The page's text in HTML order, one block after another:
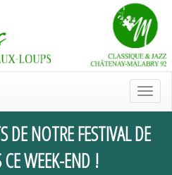
de
DENOTREFESTIVALDE
CEWEEK-END !